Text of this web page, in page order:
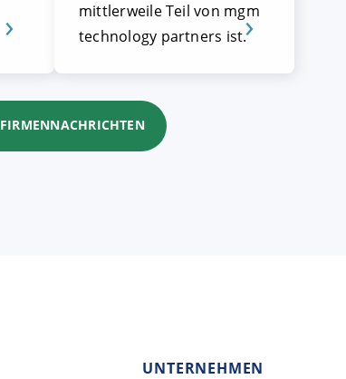
mittlerweile Teil von mgm
technology partners ist.
FIRMENNACHRICHTEN
UNTERNEHMEN